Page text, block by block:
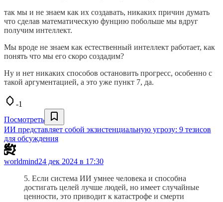
так мы и не знаем как их создавать, никаких причин думать
что сделав математическую фунцию побольше мы вдруг
получим интеллект.
Мы вроде не знаем как естественный интеллект работает, как
понять что мы его скоро создадим?
Ну и нет никаких способов остановить прогресс, особенно с
такой аргументацией, а это уже пункт 7, да.
-1
Посмотреть
ИИ представляет собой экзистенциальную угрозу: 9 тезисов
для обсуждения
worldmind24 дек 2024 в 17:30
5. Если система ИИ умнее человека и способна
достигать целей лучше людей, но имеет случайные
ценности, это приводит к катастрофе и смерти